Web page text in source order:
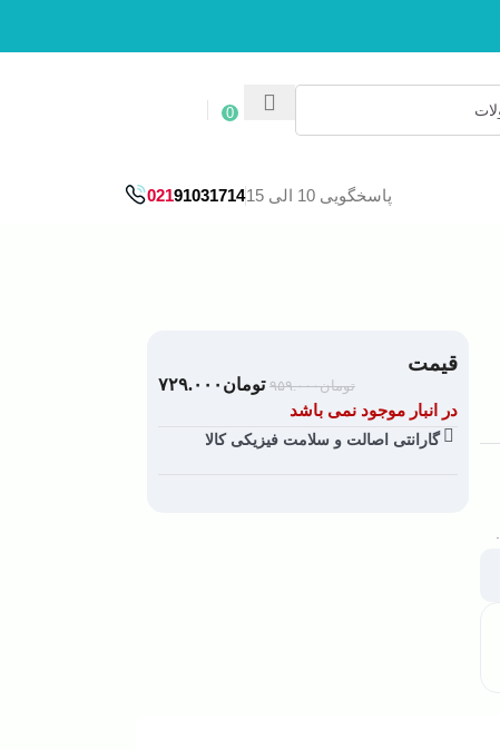
0
پاسخگویی 10 الی 15 02191031714
قیمت
تومان۹۵۹.۰۰۰ تومان ۷۲۹.۰۰۰
در انبار موجود نمی باشد
گارانتی اصالت و سلامت فیزیکی کالا